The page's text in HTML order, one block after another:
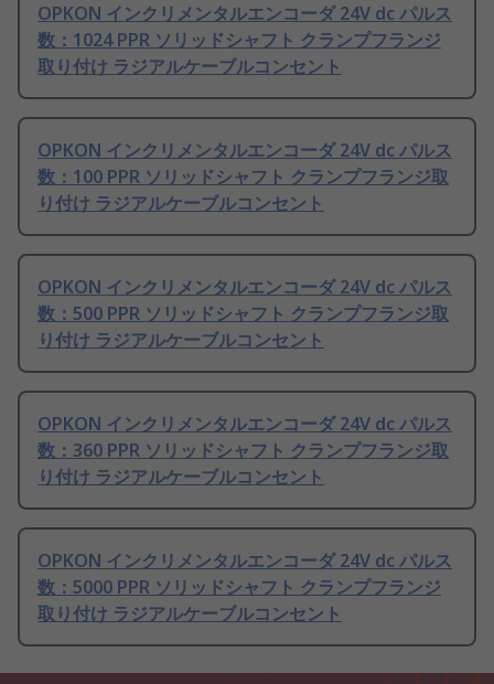
OPKON インクリメンタルエンコーダ 24V dc パルス
数：1024 PPR ソリッドシャフト クランプフランジ
取り付け ラジアルケーブルコンセント
OPKON インクリメンタルエンコーダ 24V dc パルス
数：100 PPR ソリッドシャフト クランプフランジ取
り付け ラジアルケーブルコンセント
OPKON インクリメンタルエンコーダ 24V dc パルス
数：500 PPR ソリッドシャフト クランプフランジ取
り付け ラジアルケーブルコンセント
OPKON インクリメンタルエンコーダ 24V dc パルス
数：360 PPR ソリッドシャフト クランプフランジ取
り付け ラジアルケーブルコンセント
OPKON インクリメンタルエンコーダ 24V dc パルス
数：5000 PPR ソリッドシャフト クランプフランジ
取り付け ラジアルケーブルコンセント